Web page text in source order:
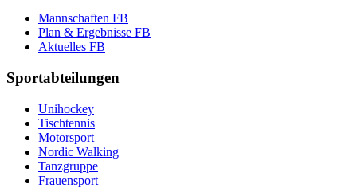
Mannschaften FB
Plan & Ergebnisse FB
Aktuelles FB
Sportabteilungen
Unihockey
Tischtennis
Motorsport
Nordic Walking
Tanzgruppe
Frauensport